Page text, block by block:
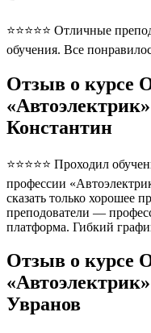
⭐⭐⭐⭐⭐ Отличные
обучения. Все
Отзыв о курсе
Константин
⭐⭐⭐⭐⭐ Проходил
профессии
сказать только хорошее
преподователи —
платформа. Гибкий
Отзыв о курсе
Увранов